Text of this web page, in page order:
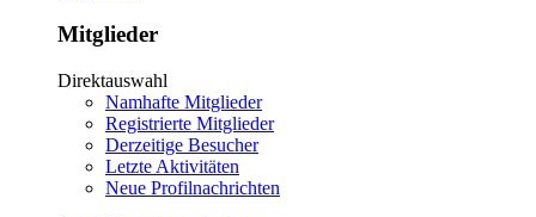
Mitglieder
Direktauswahl
Namhafte Mitglieder
Registrierte Mitglieder
Derzeitige Besucher
Letzte Aktivitäten
Neue Profilnachrichten